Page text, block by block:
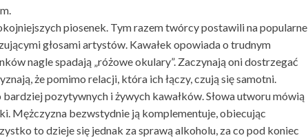
piosenek. Tym razem twórcy postawili na popularne
głosami artystów. Kawałek opowiada o trudnym
nagle spadają „różowe okulary”. Zaczynają oni dostrzegać
że pomimo relacji, która ich łączy, czują się samotni.
bardziej pozytywnych i żywych kawałków. Słowa utworu mówią
Mężczyzna bezwstydnie ją komplementuje, obiecując
to dzieje się jednak za sprawą alkoholu, za co pod koniec